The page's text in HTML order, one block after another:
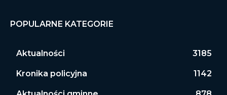
POPULARNE KATEGORIE
Aktualności 3185
Kronika policyjna 1142